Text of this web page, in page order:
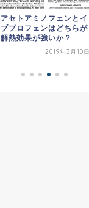
アセトアミノフェンとイ
ブプロフェンはどちらが
解熱効果が強いか？
2019年3月10日